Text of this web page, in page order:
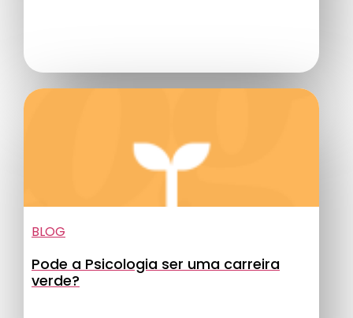
BLOG
Pode a Psicologia ser uma carreira
verde?